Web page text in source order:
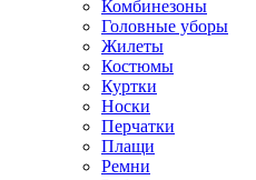
Комбинезоны
Головные уборы
Жилеты
Костюмы
Куртки
Носки
Перчатки
Плащи
Ремни